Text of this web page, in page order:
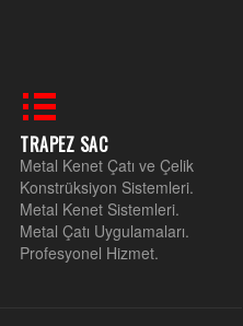
TRAPEZ SAC
Metal Kenet Çatı ve Çelik
Konstrüksiyon Sistemleri.
Metal Kenet Sistemleri.
Metal Çatı Uygulamaları.
Profesyonel Hizmet.